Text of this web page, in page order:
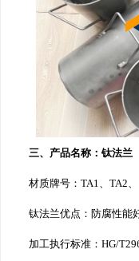
三、产品名称：钛法兰
材质牌号：TA1、TA2、
钛法兰优点：防腐性能
加工执行标准：HG/